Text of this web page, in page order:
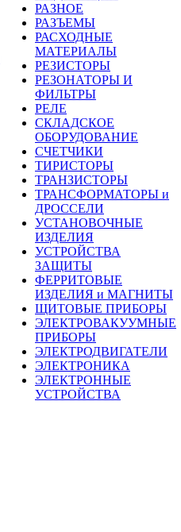
РАЗНОЕ
РАЗЪЕМЫ
РАСХОДНЫЕ
МАТЕРИАЛЫ
РЕЗИСТОРЫ
РЕЗОНАТОРЫ И
ФИЛЬТРЫ
РЕЛЕ
СКЛАДСКОЕ
ОБОРУДОВАНИЕ
СЧЕТЧИКИ
ТИРИСТОРЫ
ТРАНЗИСТОРЫ
ТРАНСФОРМАТОРЫ и
ДРОССЕЛИ
УСТАНОВОЧНЫЕ
ИЗДЕЛИЯ
УСТРОЙСТВА
ЗАЩИТЫ
ФЕРРИТОВЫЕ
ИЗДЕЛИЯ и МАГНИТЫ
ЩИТОВЫЕ ПРИБОРЫ
ЭЛЕКТРОВАКУУМНЫЕ
ПРИБОРЫ
ЭЛЕКТРОДВИГАТЕЛИ
ЭЛЕКТРОНИКА
ЭЛЕКТРОННЫЕ
УСТРОЙСТВА